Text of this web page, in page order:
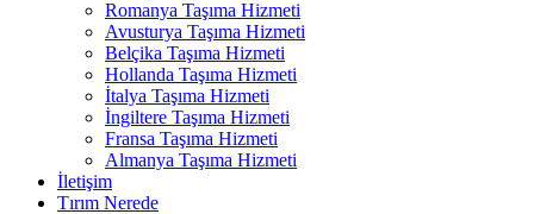
Romanya Taşıma Hizmeti
Avusturya Taşıma Hizmeti
Belçika Taşıma Hizmeti
Hollanda Taşıma Hizmeti
İtalya Taşıma Hizmeti
İngiltere Taşıma Hizmeti
Fransa Taşıma Hizmeti
Almanya Taşıma Hizmeti
İletişim
Tırım Nerede